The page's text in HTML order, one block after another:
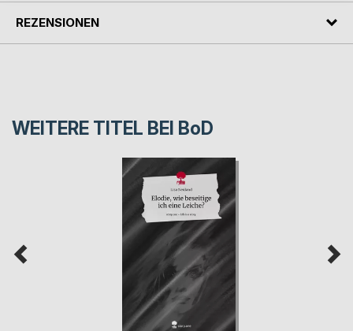
REZENSIONEN
WEITERE TITEL BEI BoD